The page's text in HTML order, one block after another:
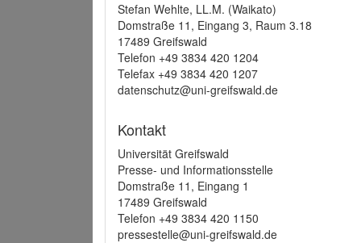
Stefan Wehlte, LL.M. (Waikato)
Domstraße 11, Eingang 3, Raum 3.18
17489 Greifswald
Telefon +49 3834 420 1204
Telefax +49 3834 420 1207
datenschutz@uni-greifswald.de
Kontakt
Universität Greifswald
Presse- und Informationsstelle
Domstraße 11, Eingang 1
17489 Greifswald
Telefon +49 3834 420 1150
pressestelle@uni-greifswald.de